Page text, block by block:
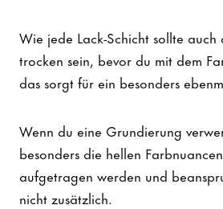
Wie jede Lack-Schicht sollte
trocken sein, bevor du mit dem
das sorgt für ein besonders
Wenn du eine Grundierung
besonders die hellen
aufgetragen werden und
nicht zusätzlich.